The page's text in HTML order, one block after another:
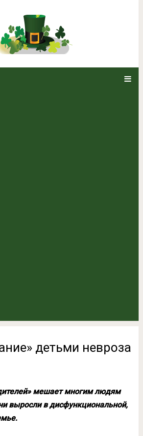
«Обслуживание»
детьми невроза
мешает многим людям
выросли в дисфункциональной,